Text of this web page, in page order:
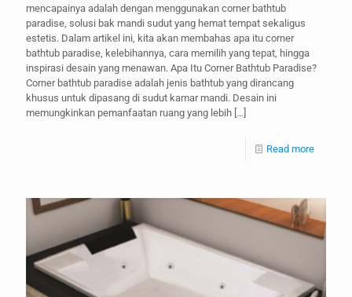
mencapainya adalah dengan menggunakan corner bathtub
paradise, solusi bak mandi sudut yang hemat tempat sekaligus
estetis. Dalam artikel ini, kita akan membahas apa itu corner
bathtub paradise, kelebihannya, cara memilih yang tepat, hingga
inspirasi desain yang menawan. Apa Itu Corner Bathtub Paradise?
Corner bathtub paradise adalah jenis bathtub yang dirancang
khusus untuk dipasang di sudut kamar mandi. Desain ini
memungkinkan pemanfaatan ruang yang lebih […]
Read more